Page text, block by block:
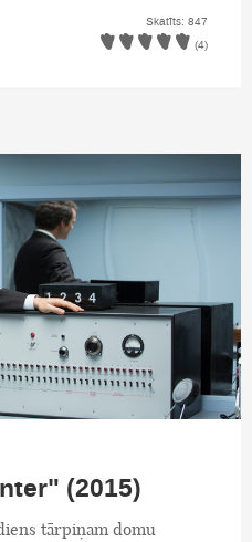
Skatīts: 847
(4)
(2015)
tārpiņam domu